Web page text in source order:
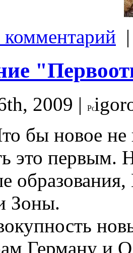
2009 |
бы новое не
это первым.
Зоны.
Герману и